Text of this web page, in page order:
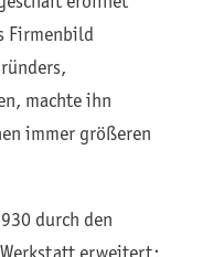
Firmenbild
machte ihn
immer größeren
durch den